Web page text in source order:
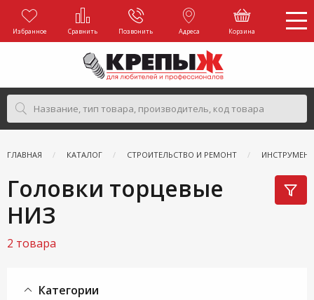
Избранное Сравнить Позвонить Адреса Корзина
ГЛАВНАЯ КАТАЛОГ СТРОИТЕЛЬСТВО И РЕМОНТ
Головки торцевые
НИЗ
2 товара
Категории